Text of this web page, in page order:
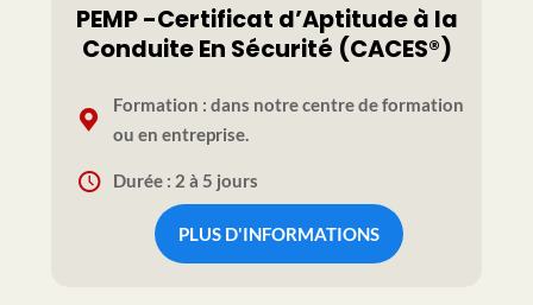
PEMP -Certificat d’Aptitude à la
Conduite En Sécurité (CACES®)
Formation : dans notre centre de formation
ou en entreprise.
Durée : 2 à 5 jours
PLUS D'INFORMATIONS